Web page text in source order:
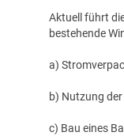
Aktuell führt
bestehende
a)
b) Nutzung
c) Bau eines